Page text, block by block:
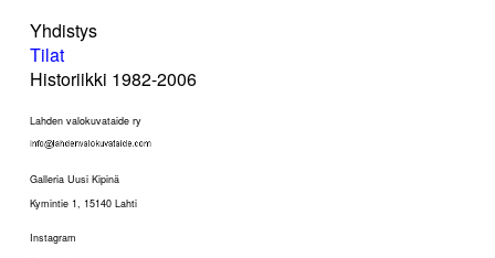
Yhdistys
Tilat
Historiikki 1982-2006
Lahden valokuvataide ry
Galleria Uusi Kipinä
Kymintie 1, 15140 Lahti
Instagram